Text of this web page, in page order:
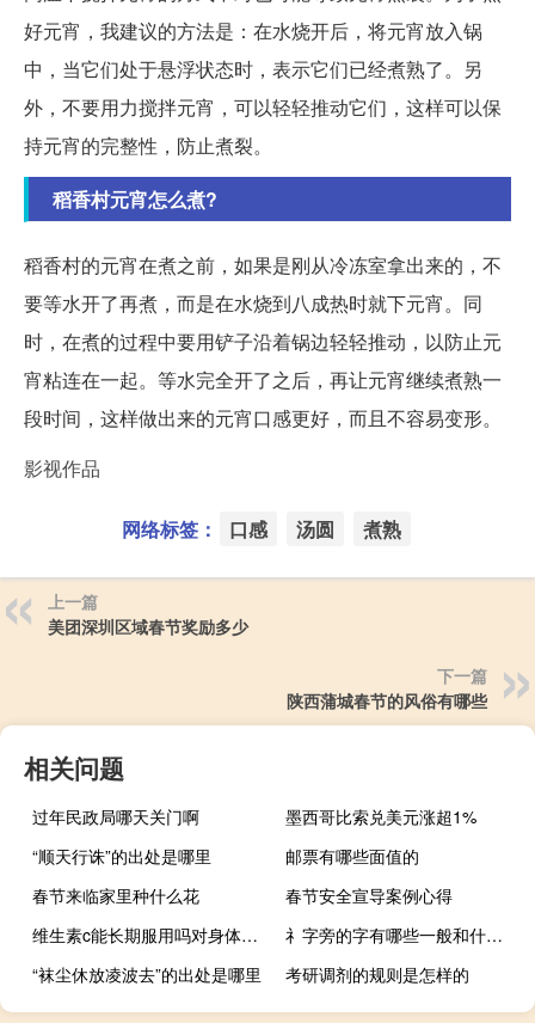
好元宵，我建议的方法是：在水烧开后，将元宵放入锅
中，当它们处于悬浮状态时，表示它们已经煮熟了。另
外，不要用力搅拌元宵，可以轻轻推动它们，这样可以保
持元宵的完整性，防止煮裂。
稻香村元宵怎么煮?
稻香村的元宵在煮之前，如果是刚从冷冻室拿出来的，不
要等水开了再煮，而是在水烧到八成热时就下元宵。同
时，在煮的过程中要用铲子沿着锅边轻轻推动，以防止元
宵粘连在一起。等水完全开了之后，再让元宵继续煮熟一
段时间，这样做出来的元宵口感更好，而且不容易变形。
影视作品
网络标签： 口感 汤圆 煮熟
上一篇
美团深圳区域春节奖励多少
下一篇
陕西蒲城春节的风俗有哪些
相关问题
过年民政局哪天关门啊
墨西哥比索兑美元涨超1%
“顺天行诛”的出处是哪里
邮票有哪些面值的
春节来临家里种什么花
春节安全宣导案例心得
维生素c能长期服用吗对身体有伤害吗（维生素c能长期服用吗）
礻字旁的字有哪些一般和什么有关
“袜尘休放凌波去”的出处是哪里
考研调剂的规则是怎样的